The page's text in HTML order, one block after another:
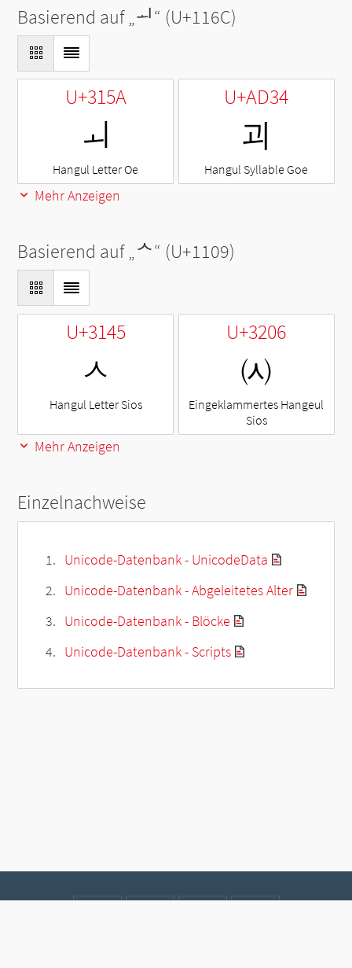
Basierend auf „ᅬ“ (U+116C)
U+315A
ㅚ
Hangul Letter Oe
U+AD34
괴
Hangul Syllable Goe
Mehr Anzeigen
Basierend auf „ᄉ“ (U+1109)
U+3145
ㅅ
Hangul Letter Sios
U+3206
㈆
Eingeklammertes Hangeul
Sios
Mehr Anzeigen
Einzelnachweise
Unicode-Datenbank - UnicodeData
Unicode-Datenbank - Abgeleitetes Alter
Unicode-Datenbank - Blöcke
Unicode-Datenbank - Scripts